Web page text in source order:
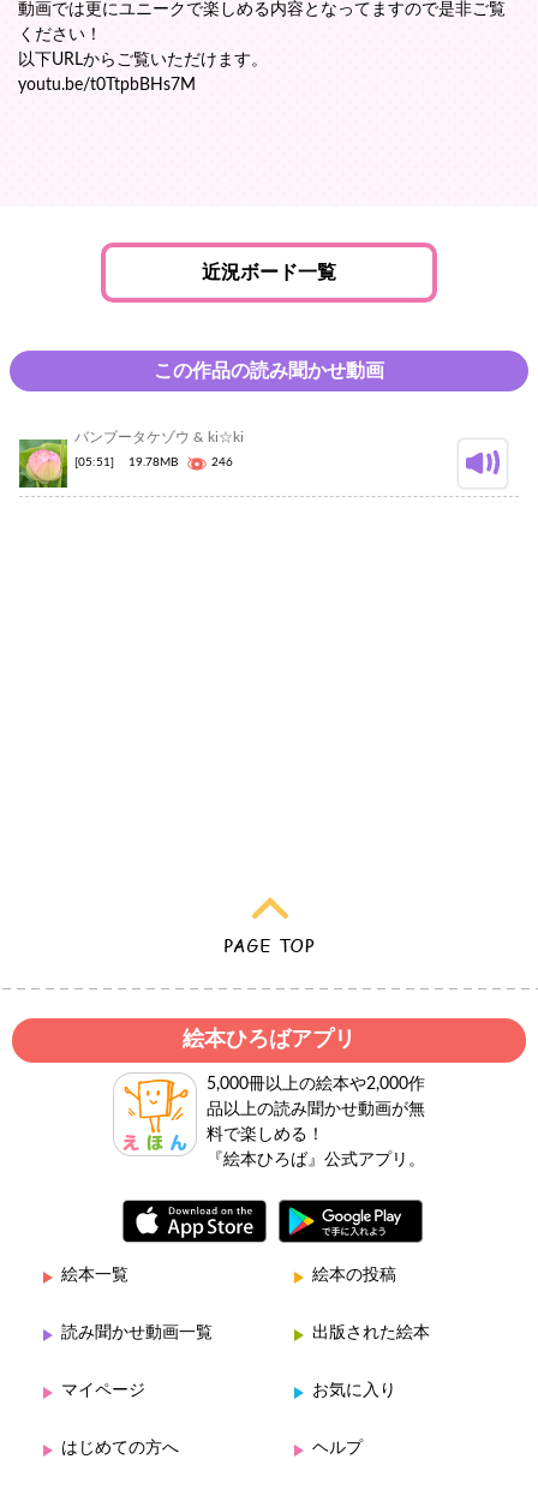
動画では更にユニークで楽しめる内容となってますので是非ご覧
ください！
以下URLからご覧いただけます。
youtu.be/t0TtpbBHs7M
近況ボード一覧
この作品の読み聞かせ動画
バンブータケゾウ & ki☆ki
[05:51] 19.78MB 246
絵本ひろばアプリ
5,000冊以上の絵本や2,000作
品以上の読み聞かせ動画が無
料で楽しめる！
『絵本ひろば』公式アプリ。
絵本一覧 絵本の投稿
読み聞かせ動画一覧 出版された絵本
マイページ お気に入り
はじめての方へ ヘルプ